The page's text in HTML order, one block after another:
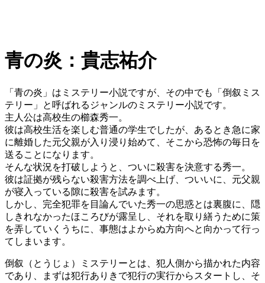
青の炎：貴志祐介
「青の炎」はミステリー小説ですが、その中でも「倒叙ミス
テリー」と呼ばれるジャンルのミステリー小説です。
主人公は高校生の櫛森秀一。
彼は高校生活を楽しむ普通の学生でしたが、あるとき急に家
に離婚した元父親が入り浸り始めて、そこから恐怖の毎日を
送ることになります。
そんな状況を打破しようと、ついに殺害を決意する秀一。
彼は証拠が残らない殺害方法を調べ上げ、ついいに、元父親
が寝入っている隙に殺害を試みます。
しかし、完全犯罪を目論んでいた秀一の思惑とは裏腹に、隠
しきれなかったほころびが露呈し、それを取り繕うために策
を弄していくうちに、事態はよからぬ方向へと向かって行っ
てしまいます。
倒叙（とうじょ）ミステリーとは、犯人側から描かれた内容
であり、まずは犯行ありきで犯行の実行からスタートし、そ